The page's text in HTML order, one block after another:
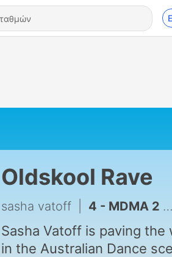
Oldskool Rave
sasha vatoff 4 - MDMA 2 - Flowmotion (Live) - 03/06/95
Sasha Vatoff is paving the
in the Australian Dance